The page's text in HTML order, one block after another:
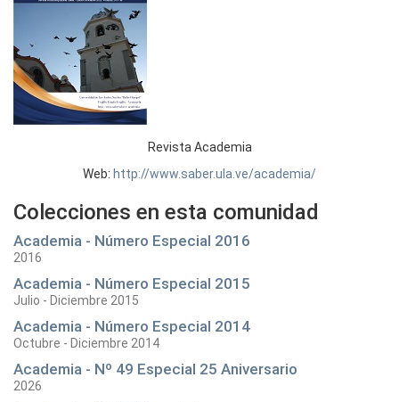
Revista Academia
Web: http://www.saber.ula.ve/academia/
Colecciones en esta comunidad
Academia - Número Especial 2016
2016
Academia - Número Especial 2015
Julio - Diciembre 2015
Academia - Número Especial 2014
Octubre - Diciembre 2014
Academia - Nº 49 Especial 25 Aniversario
2026